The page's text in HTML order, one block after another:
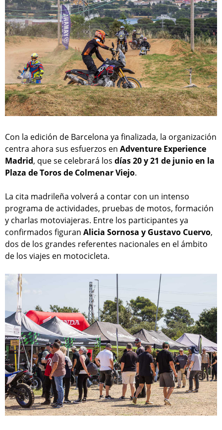
Con la edición de Barcelona ya finalizada, la organización
centra ahora sus esfuerzos en Adventure Experience
Madrid, que se celebrará los días 20 y 21 de junio en la
Plaza de Toros de Colmenar Viejo.
La cita madrileña volverá a contar con un intenso
programa de actividades, pruebas de motos, formación
y charlas motoviajeras. Entre los participantes ya
confirmados figuran Alicia Sornosa y Gustavo Cuervo,
dos de los grandes referentes nacionales en el ámbito
de los viajes en motocicleta.